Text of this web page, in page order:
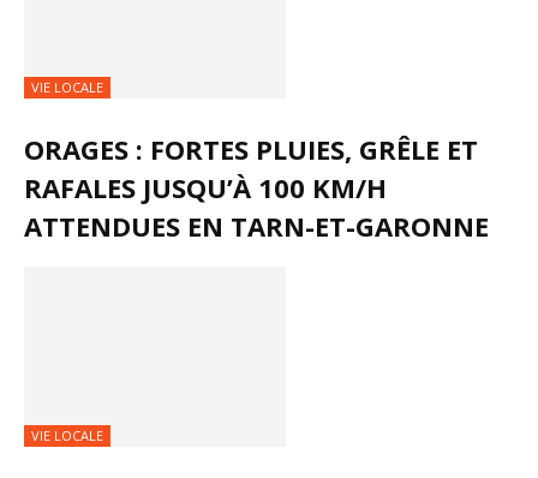
VIE LOCALE
ORAGES : FORTES PLUIES, GRÊLE ET
RAFALES JUSQU’À 100 KM/H
ATTENDUES EN TARN-ET-GARONNE
VIE LOCALE